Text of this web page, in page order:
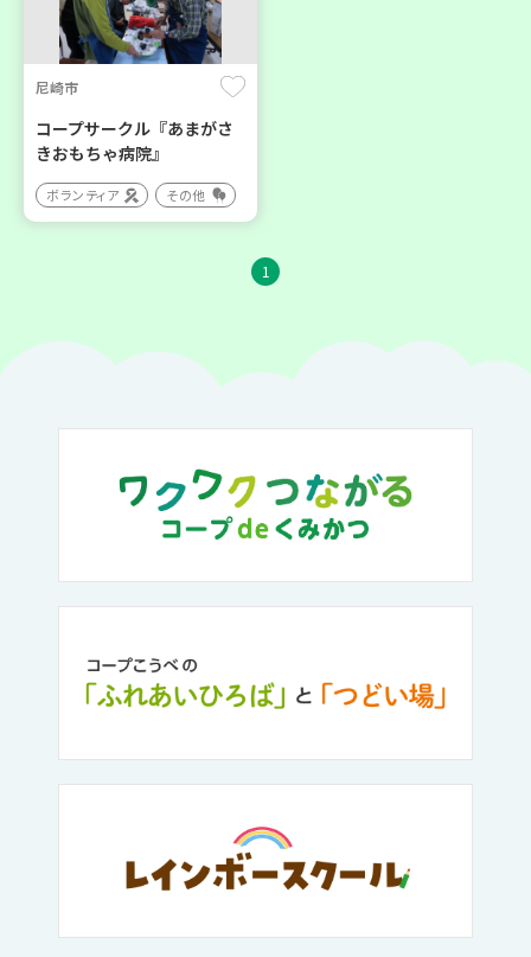
尼崎市
コープサークル『あまがさ
きおもちゃ病院』
ボランティア その他
1